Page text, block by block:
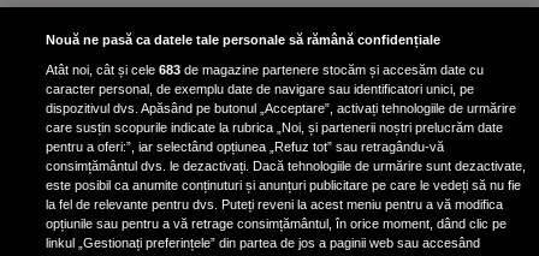
Patru zodii primesc un mesaj
special de la Univers pe 30
ianuarie. Vezi dacă te afli printre
ele
3 zodii ale căror dorințe devin
realitate pe 29 ianuarie 2025. Vezi
Nouă ne pasă ca datele tale personale să rămână confidențiale
Atât noi, cât și cele683 de magazine partenere stocăm și accesăm date cu
caracter personal, de exemplu date de navigare sau identificatori unici, pe
dispozitivul dvs. Apăsând pe butonul „Acceptare”, activați tehnologiile de urmărire
care susțin scopurile indicate la rubrica „Noi, și partenerii noștri prelucrăm date
pentru a oferi:”, iar selectând opțiunea „Refuz tot” sau retragându-vă
consimțământul dvs. le dezactivați. Dacă tehnologiile de urmărire sunt dezactivate,
este posibil ca anumite conținuturi și anunțuri publicitare pe care le vedeți să nu fie
la fel de relevante pentru dvs. Puteți reveni la acest meniu pentru a vă modifica
opțiunile sau pentru a vă retrage consimțământul, în orice moment, dând clic pe
linkul „Gestionați preferințele” din partea de jos a paginii web sau accesând